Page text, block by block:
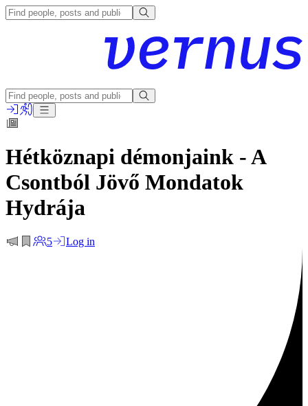
Hétköznapi démonjaink - A
Csontból Jövő Mondatok
Hydrája
5 Log in